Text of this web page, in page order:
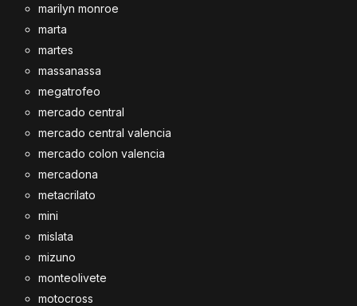
marilyn monroe
marta
martes
massanassa
megatrofeo
mercado central
mercado central valencia
mercado colon valencia
mercadona
metacrilato
mini
mislata
mizuno
monteolivete
motocross